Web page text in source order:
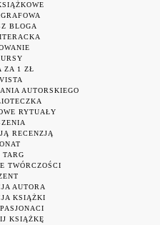
BLOGA
ZA 1 ZŁ
AUTORSKIEGO
RYTUAŁY
RECENZJĄ
TARG
TWÓRCZOŚCI
AUTORA
KSIĄŻKI
KSIĄŻKĘ